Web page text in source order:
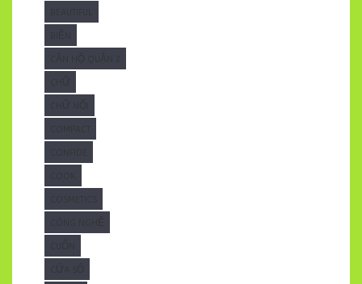
BEAUTIFUL
BIỂN
CĂN HỘ QUẬN 2
CHỮ
CHỮ NỔI
COMPACT
COSMETICS
CÔNG NGHỆ
CUỐN
CỬA SỔ